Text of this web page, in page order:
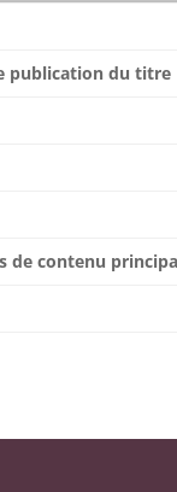
publication du titre
de contenu